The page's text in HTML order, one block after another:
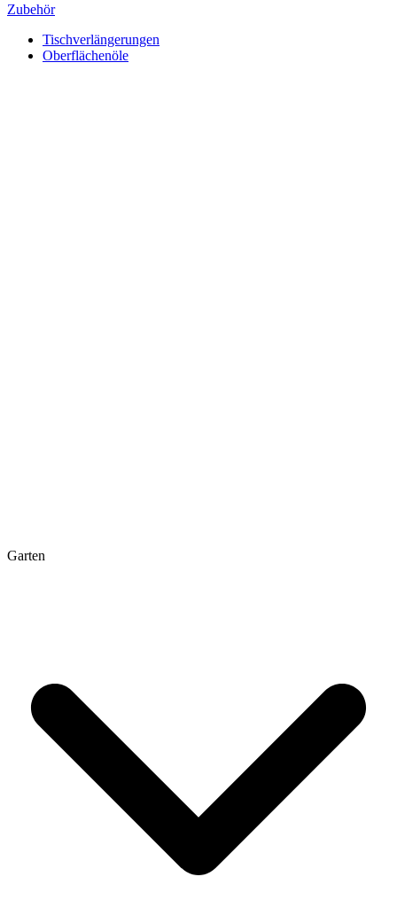
Zubehör
Tischverlängerungen
Oberflächenöle
Garten